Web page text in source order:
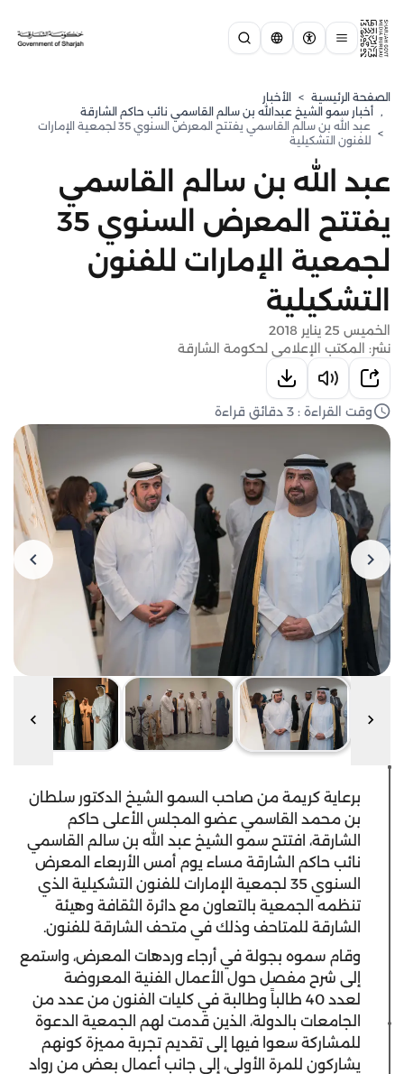
الصفحة الرئيسية > الأخبار
, ⁠أخبار سمو الشيخ عبدالله بن سالم القاسمي نائب حاكم الشارقة
>
عبد الله بن سالم القاسمي يفتتح المعرض السنوي 35 لجمعية الإمارات
للفنون التشكيلية
عبد الله بن سالم القاسمي
يفتتح المعرض السنوي 35
لجمعية الإمارات للفنون
التشكيلية
الخميس 25 يناير 2018
نشر: المكتب الإعلامي لحكومة الشارقة
وقت القراءة : 3 دقائق قراءة
برعاية كريمة من صاحب السمو الشيخ الدكتور سلطان
بن محمد القاسمي عضو المجلس الأعلى حاكم
الشارقة، افتتح سمو الشيخ عبد الله بن سالم القاسمي
نائب حاكم الشارقة مساء يوم أمس الأربعاء المعرض
السنوي 35 لجمعية الإمارات للفنون التشكيلية الذي
تنظمه الجمعية بالتعاون مع دائرة الثقافة وهيئة
الشارقة للمتاحف وذلك في متحف الشارقة للفنون.
وقام سموه بجولة في أرجاء وردهات المعرض، واستمع
إلى شرح مفصل حول الأعمال الفنية المعروضة
لعدد 40 طالباً وطالبة في كليات الفنون من عدد من
الجامعات بالدولة، الذين قدمت لهم الجمعية الدعوة
للمشاركة سعوا فيها إلى تقديم تجربة مميزة كونهم
يشاركون للمرة الأولى، إلى جانب أعمال بعض من رواد